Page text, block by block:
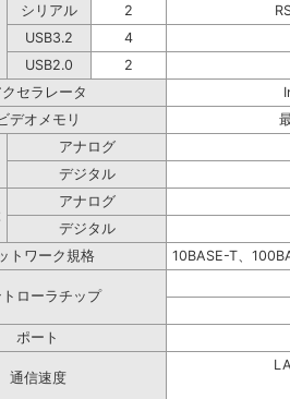
シリアル
2
USB3.2
4
USB2.0
2
クセラレータ
デオメモリ
アナログ
デジタル
アナログ
デジタル
トワーク規格 10BASE-T、
トローラチップ
ポート
通信速度